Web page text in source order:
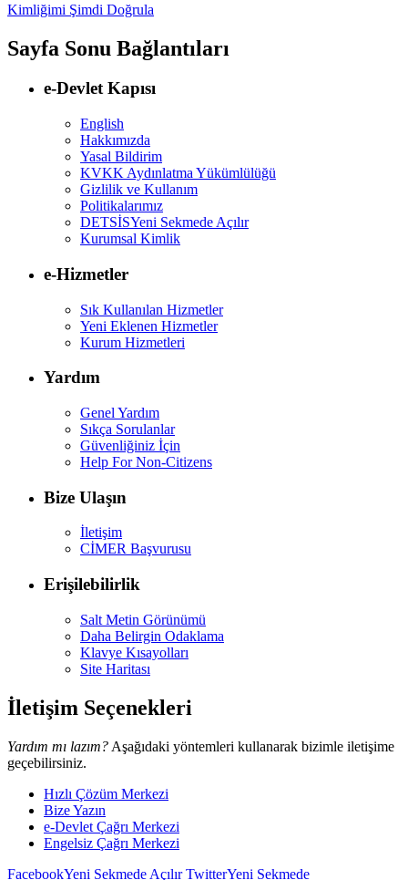
Kimliğimi Şimdi Doğrula
Sayfa Sonu Bağlantıları
e-Devlet Kapısı
English
Hakkımızda
Yasal Bildirim
KVKK Aydınlatma Yükümlülüğü
Gizlilik ve Kullanım
Politikalarımız
DETSİSYeni Sekmede Açılır
Kurumsal Kimlik
e-Hizmetler
Sık Kullanılan Hizmetler
Yeni Eklenen Hizmetler
Kurum Hizmetleri
Yardım
Genel Yardım
Sıkça Sorulanlar
Güvenliğiniz İçin
Help For Non-Citizens
Bize Ulaşın
İletişim
CİMER Başvurusu
Erişilebilirlik
Salt Metin Görünümü
Daha Belirgin Odaklama
Klavye Kısayolları
Site Haritası
İletişim Seçenekleri
Yardım mı lazım? Aşağıdaki yöntemleri kullanarak bizimle iletişime
geçebilirsiniz.
Hızlı Çözüm Merkezi
Bize Yazın
e-Devlet Çağrı Merkezi
Engelsiz Çağrı Merkezi
FacebookYeni Sekmede AçılırTwitterYeni Sekmede